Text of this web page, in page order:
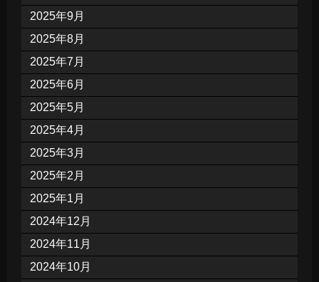
2025年9月
2025年8月
2025年7月
2025年6月
2025年5月
2025年4月
2025年3月
2025年2月
2025年1月
2024年12月
2024年11月
2024年10月